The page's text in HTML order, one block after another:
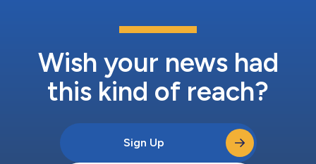
Wish your news had
this kind of reach?
Sign Up